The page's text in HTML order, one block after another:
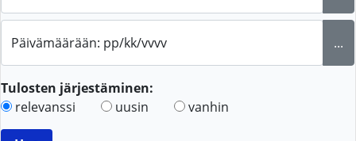
Päivämäärään: pp/kk/vvvv ...
Tulosten järjestäminen:
relevanssi
uusin vanhin